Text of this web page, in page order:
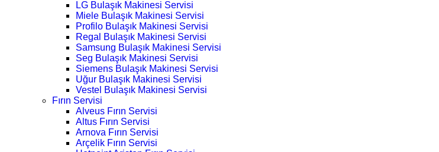
LG Bulaşık Makinesi Servisi
Miele Bulaşık Makinesi Servisi
Profilo Bulaşık Makinesi Servisi
Regal Bulaşık Makinesi Servisi
Samsung Bulaşık Makinesi Servisi
Seg Bulaşık Makinesi Servisi
Siemens Bulaşık Makinesi Servisi
Uğur Bulaşık Makinesi Servisi
Vestel Bulaşık Makinesi Servisi
Fırın Servisi
Alveus Fırın Servisi
Altus Fırın Servisi
Arnova Fırın Servisi
Arçelik Fırın Servisi